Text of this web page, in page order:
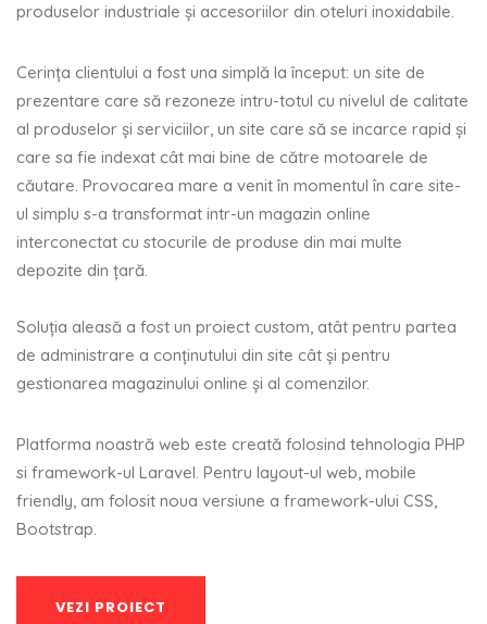
produselor industriale și accesoriilor din oteluri inoxidabile.
Cerința clientului a fost una simplă la început: un site de
prezentare care să rezoneze intru-totul cu nivelul de calitate
al produselor și serviciilor, un site care să se incarce rapid și
care sa fie indexat cât mai bine de către motoarele de
căutare. Provocarea mare a venit în momentul în care site-
ul simplu s-a transformat intr-un magazin online
interconectat cu stocurile de produse din mai multe
depozite din țară.
Soluția aleasă a fost un proiect custom, atât pentru partea
de administrare a conținutului din site cât și pentru
gestionarea magazinului online și al comenzilor.
Platforma noastră web este creată folosind tehnologia PHP
si framework-ul Laravel. Pentru layout-ul web, mobile
friendly, am folosit noua versiune a framework-ului CSS,
Bootstrap.
VEZI PROIECT